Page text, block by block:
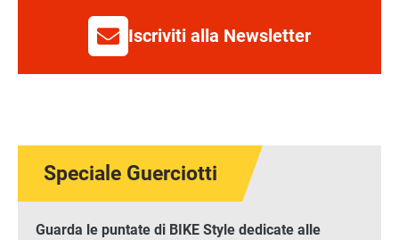
Iscriviti alla Newsletter
Speciale Guerciotti
Guarda le puntate di BIKE Style dedicate alle